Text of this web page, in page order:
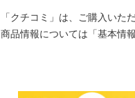
・この製品は、地震など
転倒を完全に防ぐもので
「クチコミ」は、ご購入いた
商品情報については「基本情